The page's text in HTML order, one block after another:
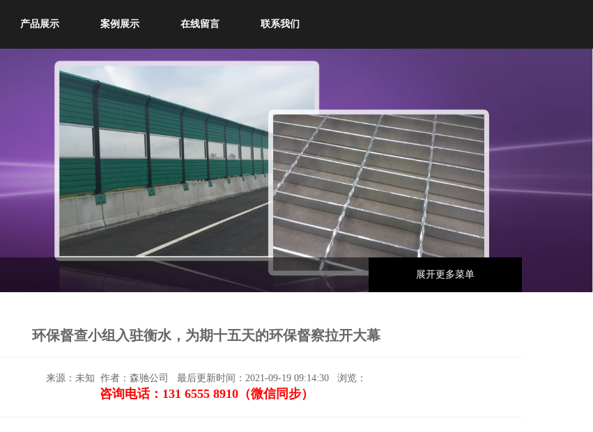
产品展示 案例展示 在线留言 联系我们
展开更多菜单
环保督查小组入驻衡水，为期十五天的环保督察拉开大幕
来源：未知 作者：森驰公司 最后更新时间：2021-09-19 09:14:30 浏览：
咨询电话：131 6555 8910（微信同步）